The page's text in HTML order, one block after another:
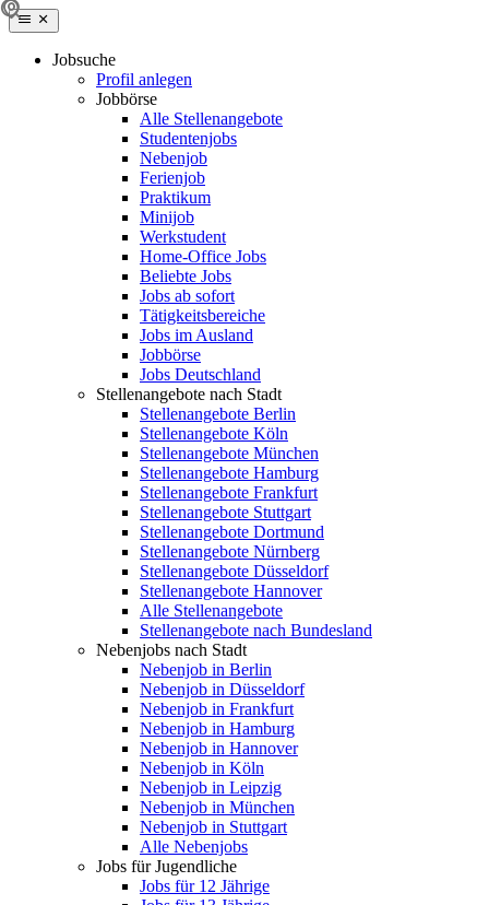
Jobsuche
Profil anlegen
Jobbörse
Alle Stellenangebote
Studentenjobs
Nebenjob
Ferienjob
Praktikum
Minijob
Werkstudent
Home-Office Jobs
Beliebte Jobs
Jobs ab sofort
Tätigkeitsbereiche
Jobs im Ausland
Jobbörse
Jobs Deutschland
Stellenangebote nach Stadt
Stellenangebote Berlin
Stellenangebote Köln
Stellenangebote München
Stellenangebote Hamburg
Stellenangebote Frankfurt
Stellenangebote Stuttgart
Stellenangebote Dortmund
Stellenangebote Nürnberg
Stellenangebote Düsseldorf
Stellenangebote Hannover
Alle Stellenangebote
Stellenangebote nach Bundesland
Nebenjobs nach Stadt
Nebenjob in Berlin
Nebenjob in Düsseldorf
Nebenjob in Frankfurt
Nebenjob in Hamburg
Nebenjob in Hannover
Nebenjob in Köln
Nebenjob in Leipzig
Nebenjob in München
Nebenjob in Stuttgart
Alle Nebenjobs
Jobs für Jugendliche
Jobs für 12 Jährige